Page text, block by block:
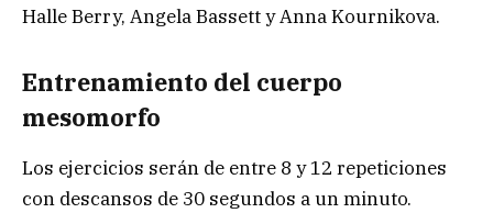
Halle Berry, Angela Bassett y Anna Kournikova.
Entrenamiento del cuerpo
mesomorfo
Los ejercicios serán de entre 8 y 12 repeticiones
con descansos de 30 segundos a un minuto.